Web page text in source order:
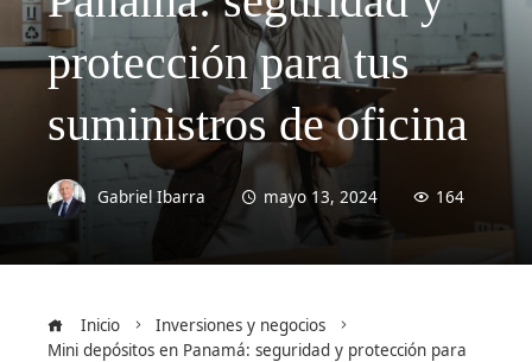
protección para tus
suministros de oficina
Gabriel Ibarra mayo 13, 2024 164
Inicio
Inversiones y negocios
Mini depósitos en Panamá: seguridad y protección para